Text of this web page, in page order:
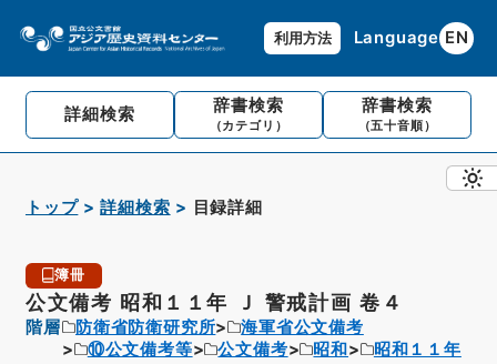
利用方法 Language EN
詳細検索 辞書検索
（カテゴリ）
辞書検索
（五十音順）
トップ 詳細検索 目録詳細
簿冊
公文備考 昭和１１年 Ｊ 警戒計画 卷４
階層 防衛省防衛研究所
海軍省公文備考
⑩公文備考等
公文備考 昭和 昭和１１年